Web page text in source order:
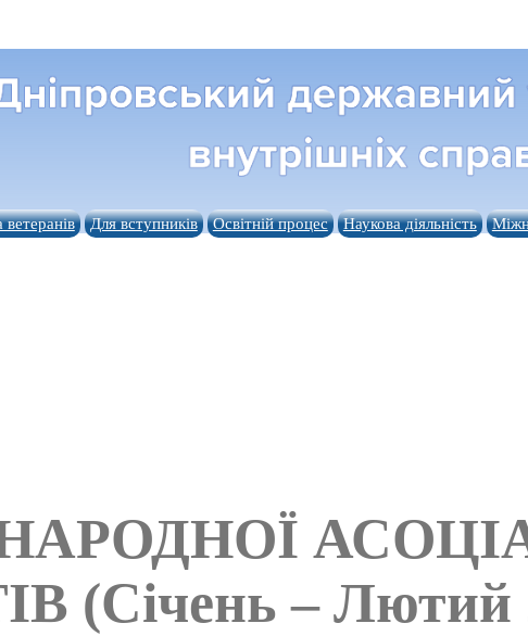
Для вступників Освітній процес Наукова діяльність
(Січень – Лютий